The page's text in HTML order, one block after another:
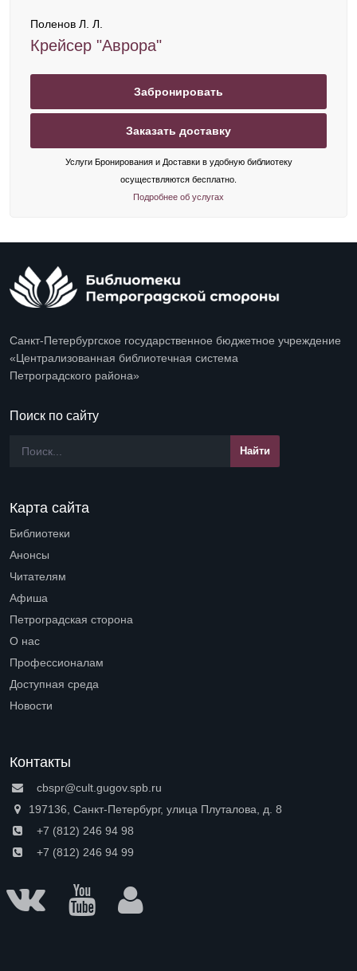
Поленов Л. Л.
Крейсер "Аврора"
Забронировать
Заказать доставку
Услуги Бронирования и Доставки в удобную библиотеку
осуществляются бесплатно.
Подробнее об услугах
Санкт-Петербургское государственное бюджетное учреждение
«Централизованная библиотечная система
Петроградского района»
Поиск по сайту
Карта сайта
Библиотеки
Анонсы
Читателям
Афиша
Петроградская сторона
О нас
Профессионалам
Доступная среда
Новости
Контакты
cbspr@cult.gugov.spb.ru
197136, Санкт-Петербург, улица Плуталова, д. 8
+7 (812) 246 94 98
+7 (812) 246 94 99